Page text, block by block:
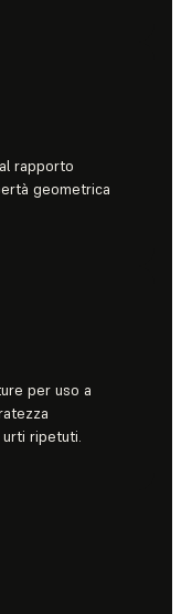
rapporto
geometrica
per uso a
ripetuti.